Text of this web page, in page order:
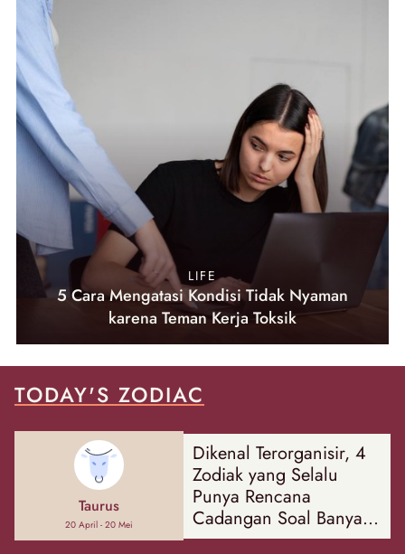
LIFE
5 Cara Mengatasi Kondisi Tidak Nyaman
karena Teman Kerja Toksik
TODAY'S ZODIAC
Taurus
20 April - 20 Mei
Dikenal Terorganisir, 4
Zodiak yang Selalu
Punya Rencana
Cadangan Soal Banyak
Hal